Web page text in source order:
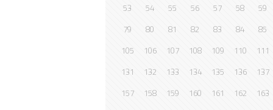
53
54 55 56 57 58
59
79
80 81 82 83 84
85
105
106 107 108 109 110
111
131
132 133 134 135 136
137
157
158 159 160 161 162
163